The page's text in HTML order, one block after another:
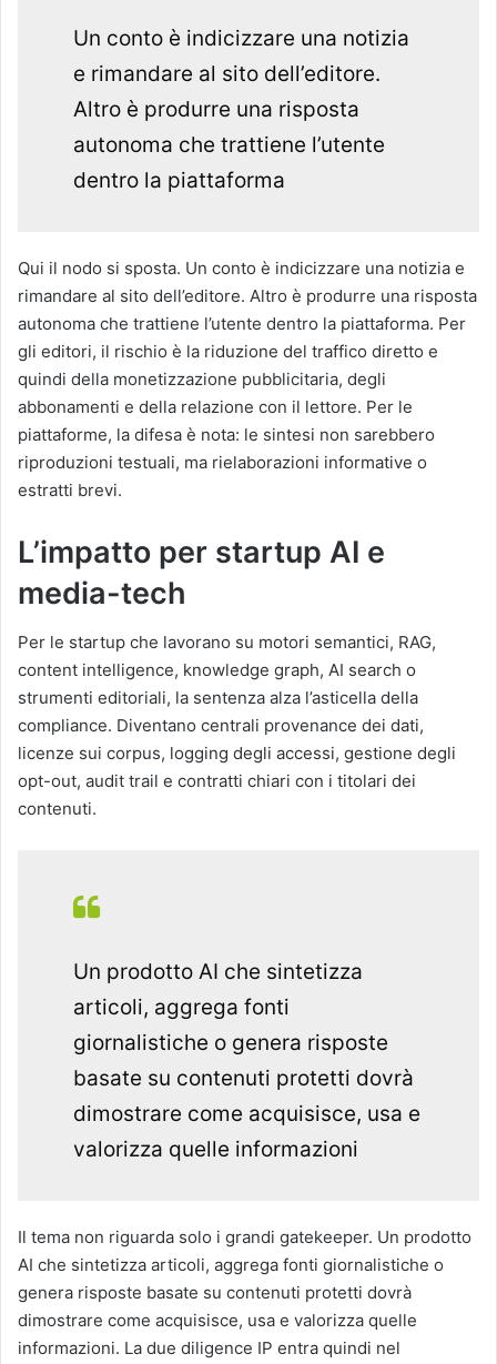
Un conto è indicizzare una notizia
e rimandare al sito dell’editore.
Altro è produrre una risposta
autonoma che trattiene l’utente
dentro la piattaforma
Qui il nodo si sposta. Un conto è indicizzare una notizia e
rimandare al sito dell’editore. Altro è produrre una risposta
autonoma che trattiene l’utente dentro la piattaforma. Per
gli editori, il rischio è la riduzione del traffico diretto e
quindi della monetizzazione pubblicitaria, degli
abbonamenti e della relazione con il lettore. Per le
piattaforme, la difesa è nota: le sintesi non sarebbero
riproduzioni testuali, ma rielaborazioni informative o
estratti brevi.
L’impatto per startup AI e
media-tech
Per le startup che lavorano su motori semantici, RAG,
content intelligence, knowledge graph, AI search o
strumenti editoriali, la sentenza alza l’asticella della
compliance. Diventano centrali provenance dei dati,
licenze sui corpus, logging degli accessi, gestione degli
opt-out, audit trail e contratti chiari con i titolari dei
contenuti.
Un prodotto AI che sintetizza
articoli, aggrega fonti
giornalistiche o genera risposte
basate su contenuti protetti dovrà
dimostrare come acquisisce, usa e
valorizza quelle informazioni
Il tema non riguarda solo i grandi gatekeeper. Un prodotto
AI che sintetizza articoli, aggrega fonti giornalistiche o
genera risposte basate su contenuti protetti dovrà
dimostrare come acquisisce, usa e valorizza quelle
informazioni. La due diligence IP entra quindi nel